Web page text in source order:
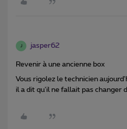
J jasper62
Revenir à une ancienne box
Vous rigolez le technicien
il a dit qu'il ne fallait pas changer